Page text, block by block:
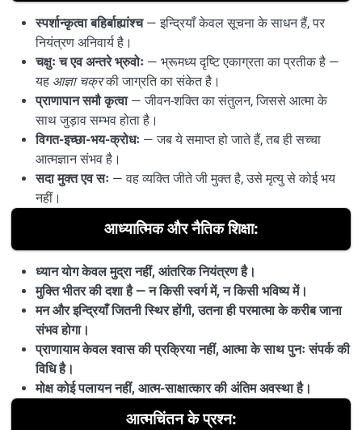
स्पर्शान्कृत्वा बहिर्बाह्यांश्च— इन्द्रियाँ केवल सूचना के साधन हैं, पर
नियंत्रण अनिवार्य है।
चक्षुः च एव अन्तरे भ्रुवोः — भ्रूमध्य दृष्टि एकाग्रता का प्रतीक है —
यह आज्ञा चक्रकी जाग्रति का संकेत है।
प्राणापान समौ कृत्वा— जीवन-शक्ति का संतुलन, जिससे आत्मा के
साथ जुड़ाव सम्भव होता है।
विगत-इच्छा-भय-क्रोधः — जब ये समाप्त हो जाते हैं, तब ही सच्चा
आत्मज्ञान संभव है।
सदा मुक्त एव सः — वह व्यक्ति जीते जी मुक्त है, उसे मृत्यु से कोई भय
नहीं।
आध्यात्मिक और नैतिक शिक्षा:
ध्यान योग केवल मुद्रा नहीं, आंतरिक नियंत्रण है।
मुक्ति भीतर की दशा है — न किसी स्वर्ग में, न किसी भविष्य में।
मन और इन्द्रियाँ जितनी स्थिर होंगी, उतना ही परमात्मा के करीब जाना
संभव होगा।
प्राणायाम केवल श्वास की प्रक्रिया नहीं, आत्मा के साथ पुनः संपर्क की
विधि है।
मोक्ष कोई पलायन नहीं, आत्म-साक्षात्कार की अंतिम अवस्था है।
आत्मचिंतन के प्रश्न: